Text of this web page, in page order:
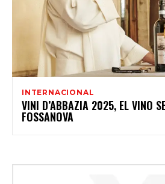
INTERNACIONAL
VINI D’ABBAZIA 2025, EL VINO
FOSSANOVA